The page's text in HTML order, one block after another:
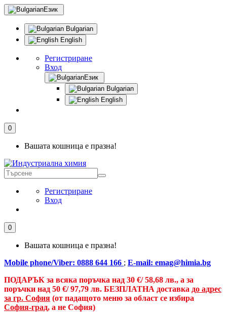
Език
Bulgarian
English
Регистриране
Вход
Език
Bulgarian
English
0
Вашата кошница е празна!
Регистриране
Вход
0
Вашата кошница е празна!
Mobile phone/Viber: 0888 644 166 ; E-mail: emag@himia.bg
ПОДАРЪК за всяка поръчка над 30 €/58,68 лв., а за
поръчки над 50 €/ 97,79 лв. БЕЗПЛАТНА доставка до адрес
за гр. София (от падащото меню за област се избира
София-град, а не София)